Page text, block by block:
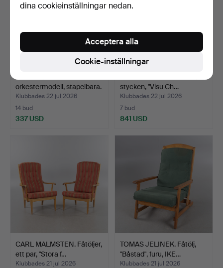
orkestermodell, stapelbara.
Klubbades 22 jul 2026
14 bud
337 USD
stycken, "Visu Ch…
Klubbades 22 jul 2026
7 bud
841 USD
CARL MALMSTEN. Fåtöljer,
ett par, "Stora f…
Klubbades 21 jul 2026
TOMAS JELINEK. Fåtölj,
"Båstad", furu, IKE…
Klubbades 21 jul 2026
dina cookieinställningar nedan.
Cookie-inställningar
Acceptera alla